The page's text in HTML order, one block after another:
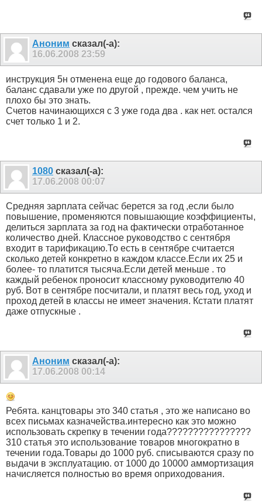
Аноним сказал(-а):
16.06.2008 23:59
инструкция 5н отменена еще до годового баланса,
баланс сдавали уже по другой , прежде. чем учить не
плохо бы это знать.
Счетов начинающихся с 3 уже года два . как нет. остался
счет только 1 и 2.
1080 сказал(-а):
17.06.2008 00:07
Средняя зарплата сейчас берется за год ,если было
повышение, променяются повышающие коэффициенты,
делиться зарплата за год на фактически отработанное
количество дней. Классное руководство с сентября
входит в тарификацию.То есть в сентябре считается
сколько детей конкретно в каждом классе.Если их 25 и
более- то платится тысяча.Если детей меньше . то
каждый ребенок проносит классному руководителю 40
руб. Вот в сентябре посчитали, и платят весь год, уход и
проход детей в классы не имеет значения. Кстати платят
даже отпускные .
Аноним сказал(-а):
17.06.2008 00:14
Ребята. канцтовары это 340 статья , это же написано во
всех письмах казначейства.интересно как это можно
использовать скрепку в течении года????????????????
310 статья это использование товаров многократно в
течении года.Товары до 1000 руб. списываются сразу по
выдачи в эксплуатацию. от 1000 до 10000 аммортизация
начисляется полностью во время оприходования.